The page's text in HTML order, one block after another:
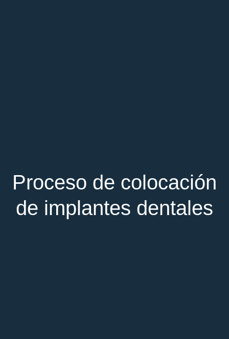
Proceso de colocación
de implantes dentales